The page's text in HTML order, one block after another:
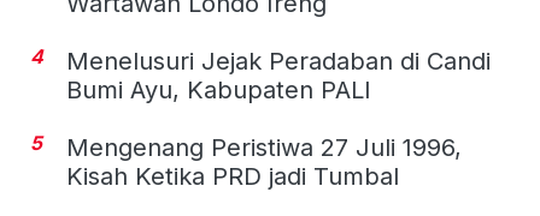
4
Menelusuri Jejak Peradaban di Candi
Bumi Ayu, Kabupaten PALI
5
Mengenang Peristiwa 27 Juli 1996,
Kisah Ketika PRD jadi Tumbal